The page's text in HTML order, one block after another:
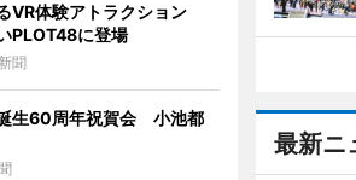
最新ニ
VR体験アトラクション
PLOT48に登場
聞
生60周年祝賀会 小池都